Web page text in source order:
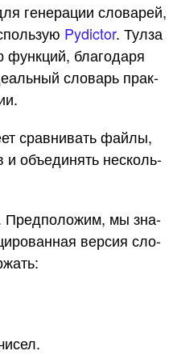
генера­ции сло­варей,
Pydictor. Тул­за
фун­кций, бла­года­ря
сло­варь прак­
срав­нивать фай­лы,
и объ­еди­нять нес­коль­
Пред­положим, мы зна­
вер­сия сло­